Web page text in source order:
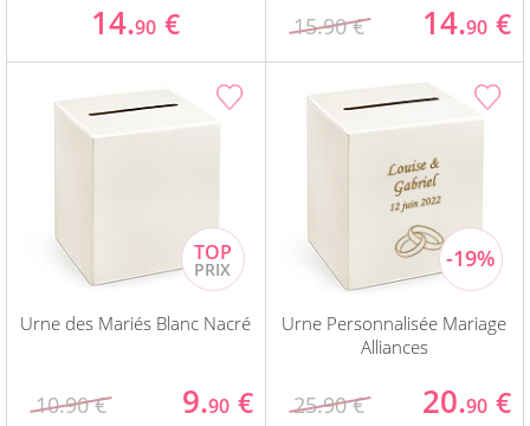
14.90 € 15.90 € 14.90 €
Urne des Mariés Blanc Nacré
10.90 € 9.90 €
Urne Personnalisée Mariage
Alliances
25.90 € 20.90 €